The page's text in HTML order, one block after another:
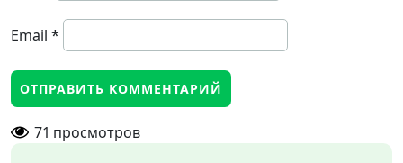
Email *
71 просмотров